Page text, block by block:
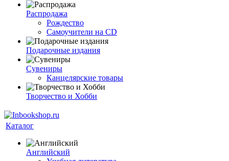
Распродажа
Рождество
Самоучители на CD
Подарочные издания
Сувениры
Канцелярские товары
Творчество и Хобби
Каталог
Английский